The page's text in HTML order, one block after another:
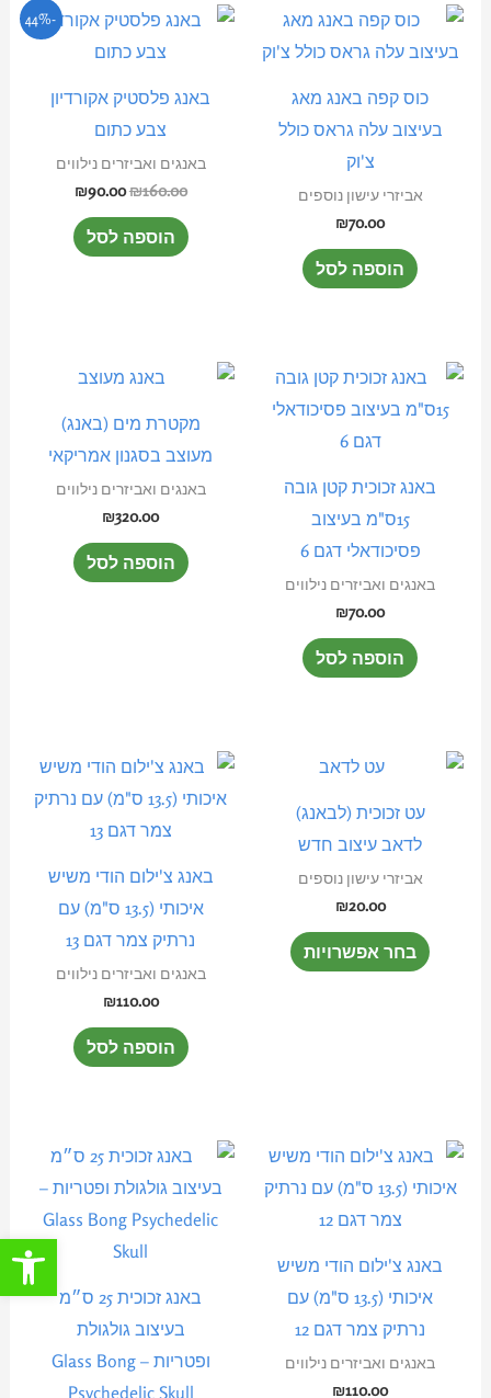
פתח
כוס קפה באנג מאג
בעיצוב עלה גראס כולל
צ'וק
אביזרי עישון נוספים
₪70.00
הוספה לסל
-44%
באנג פלסטיק אקורדיון
צבע כתום
באנגים ואביזרים נילווים
₪160.00
המחיר
המקורי
היה:
₪90.00
המחיר
הנוכחי
הוספה לסל
באנג זכוכית קטן גובה
15ס"מ בעיצוב
פסיכודאלי דגם 6
באנגים ואביזרים נילווים
₪70.00
הוספה לסל
מקטרת מים (באנג)
מעוצב בסגנון אמריקאי
באנגים ואביזרים נילווים
₪320.00
הוספה לסל
עט זכוכית (לבאנג)
לדאב עיצוב חדש
אביזרי עישון נוספים
₪20.00
בחר אפשרויות לבחור
באנג צ'ילום הודי משיש
איכותי (13.5 ס"מ) עם
נרתיק צמר דגם 13
באנגים ואביזרים נילווים
₪110.00
הוספה לסל
באנג צ'ילום הודי משיש
איכותי (13.5 ס"מ) עם
נרתיק צמר דגם 12
באנגים ואביזרים נילווים
₪110.00
באנג זכוכית 25 ס״מ
בעיצוב גולגולת
ופטריות – Glass Bong
Psychedelic Skull